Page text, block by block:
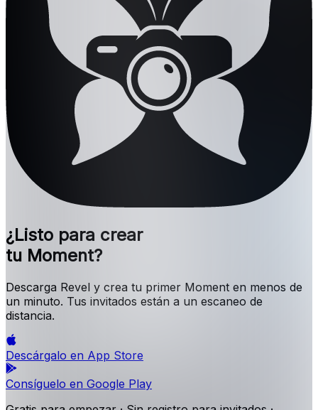
¿Listo para crear
tu Moment?
Descarga Revel y crea tu primer Moment en menos de
un minuto. Tus invitados están a un escaneo de
distancia.
Descárgalo en App Store
Consíguelo en Google Play